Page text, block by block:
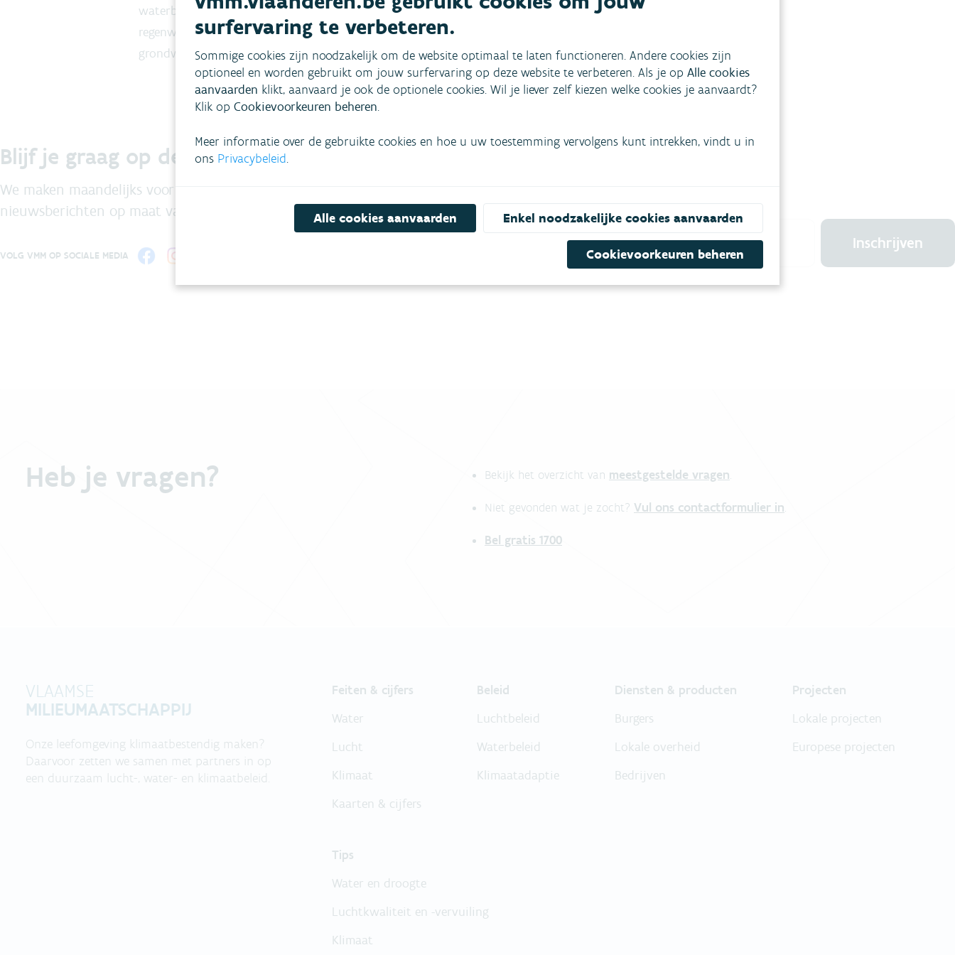
waterbeheer en droogteproblematiek wordt extra aandacht besteed aan het niet zomaar evacueren van overtollig
regenwater. De focus ligt op het maximaal lokaal benutten van water of infiltreren in de bodem zodat de
grondwatervoorraden op peil gehouden worden.
Blijf je graag op de hoogte?
We maken maandelijks voor jou een selectie van de belangrijkste
nieuwsberichten op maat van de milieuprofessional.
VOLG VMM OP SOCIALE MEDIA
E-mail
Inschrijven
Heb je vragen? Bekijk het overzicht van meestgestelde vragen.
Niet gevonden wat je zocht? Vul ons contactformulier in.
Bel gratis 1700
VLAAMSE
MILIEUMAATSCHAPPIJ
Onze leefomgeving klimaatbestendig maken?
Daarvoor zetten we samen met partners in op
een duurzaam lucht-, water- en klimaatbeleid.
Feiten & cijfers
Water
Lucht
Klimaat
Kaarten & cijfers
Beleid
Luchtbeleid
Waterbeleid
Klimaatadaptie
Diensten & producten
Burgers
Lokale overheid
Bedrijven
Projecten
Lokale projecten
Europese projecten
Tips
Water en droogte
Luchtkwaliteit en -vervuiling
Klimaat
surfervaring te verbeteren.
Sommige cookies zijn noodzakelijk om de website optimaal te laten functioneren. Andere cookies zijn
optioneel en worden gebruikt om jouw surfervaring op deze website te verbeteren. Als je op Alle cookies
aanvaarden klikt, aanvaard je ook de optionele cookies. Wil je liever zelf kiezen welke cookies je aanvaardt?
Klik op Cookievoorkeuren beheren.
Meer informatie over de gebruikte cookies en hoe u uw toestemming vervolgens kunt intrekken, vindt u in
ons Privacybeleid.
Alle cookies aanvaarden Enkel noodzakelijke cookies aanvaarden
Cookievoorkeuren beheren